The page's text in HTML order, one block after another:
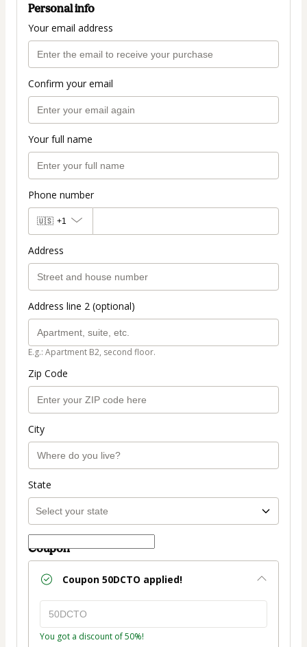
Personal info
Your email address
Confirm your email
Your full name
Phone number
🇺🇸 +1
Address
Address line 2 (optional)
E.g.: Apartment B2, second floor.
Zip Code
City
State
Coupon
Coupon 50DCTO applied!
You got a discount of 50%!